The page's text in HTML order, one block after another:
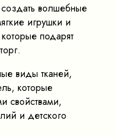
волшебные
игрушки и
подарят
виды тканей,
которые
свойствами,
и детского